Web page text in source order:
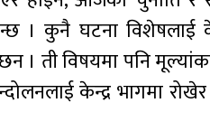
। कुनै घटना विशेषलाई
। ती विषयमा पनि
केन्द्र भागमा